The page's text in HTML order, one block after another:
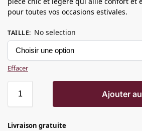
pour toutes vos occasions estivales.
TAILLE: No selection
Effacer
Ajouter
Livraison gratuite